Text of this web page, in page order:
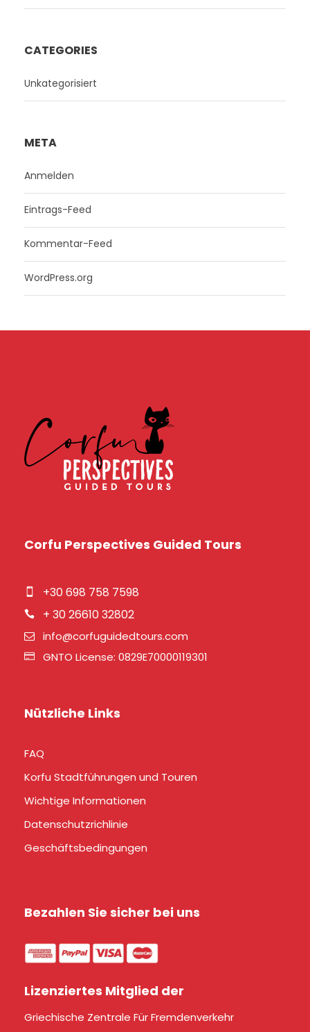
CATEGORIES
Unkategorisiert
META
Anmelden
Eintrags-Feed
Kommentar-Feed
WordPress.org
Corfu Perspectives Guided Tours
+30 698 758 7598
+ 30 26610 32802
info@corfuguidedtours.com
GNTO License: 0829E70000119301
Nützliche Links
FAQ
Korfu Stadtführungen und Touren
Wichtige Informationen
Datenschutzrichlinie
Geschäftsbedingungen
Bezahlen Sie sicher bei uns
Lizenziertes Mitglied der
Griechische Zentrale Für Fremdenverkehr